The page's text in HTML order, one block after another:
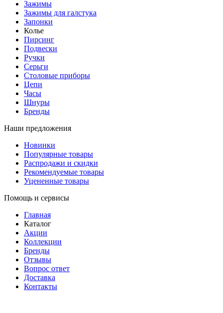
Зажимы
Зажимы для галстука
Запонки
Колье
Пирсинг
Подвески
Ручки
Серьги
Столовые приборы
Цепи
Часы
Шнуры
Бренды
Наши предложения
Новинки
Популярные товары
Распродажи и скидки
Рекомендуемые товары
Уцененные товары
Помощь и сервисы
Главная
Каталог
Акции
Коллекции
Бренды
Отзывы
Вопрос ответ
Доставка
Контакты